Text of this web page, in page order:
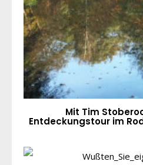
Mit Tim
Entdeckungstour im